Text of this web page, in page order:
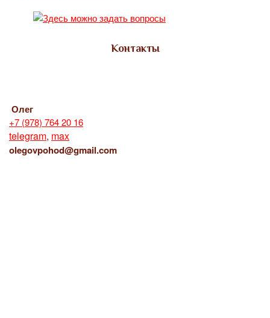
Контакты
Олег
+7 (978) 764 20 16
telegram, max
olegovpohod@gmail.com